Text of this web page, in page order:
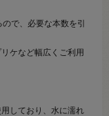
で、必要な本数を引
ケなど幅広くご利用
しており、水に濡れ